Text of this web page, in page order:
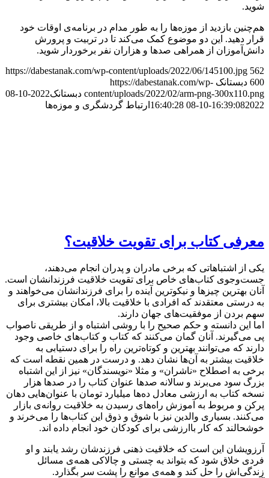
شوید.
هم‌چنین بازدید از موزه‌ها را به طور مدام در برنامه‌ی اوقات خود
قرار دهید. این دو موضوع کمک می‌کند تا در تربیت و پرورش
دانش‌آموزان از همراهی صدها و هزاران نفر برخوردار شوید.
https://dabestanak.com/wp-content/uploads/2022/06/145100.jpg 562
600 دبستانک https://dabestanak.com/wp-
content/uploads/2022/02/arm-png-300x110.png دبستانک
2022-10-08
16:39:082022-10-08 16:40:28 ارتباط گردشگری و موزه‌ها
معرفی کتاب برای تقویت خلاقیت؟
یکی از اشتباهاتی که برخی مادران و پدران انجام می‌دهند،
جست‌وجوی کتاب‌های خاص برای تقویت خلاقیت فرزندانشان است.
آنان بهترین چیزها و نیکوترین آینده را برای فرزندانشان می‌خواهند و
به درستی معتقدند که افرادی با خلاقیت بالا، امکان بیشتری برای
سهم بردن از موفقیت‌های جهان دارند.
اما این دانسته و حکم صحیح را با روشی اشتباه و از طریقی ناصواب
پی می‌گیرند. آنان گمان می‌کنند که کتاب و کتاب‌های خاصی وجود
دارند که می‌توانند بهترین و کوتاه‌ترین راه را برای دستیابی به
خلاقیت بیشتر به آن‌ها نشان دهد. و درست در همین نقطه است که
برخی به اصطلاح «ناشران» و مثلا «نویسندگان» نیز از این اشتباه
بزرگ سود می‌برند و سالانه صدها عنوان کتاب را در صدها هزار
نسخه کتاب به ارزشی معادل ده‌ها میلیارد تومان با عنوان‌هایی دهان
پرکن و مربوط به آموزش راه‌های رسیدن به خلاقیت روانه‌ی بازار
می‌کنند. بسیاری والدین نیز با شوق و ذوق این کتاب‌ها را می‌خرند و
خوشحالند که کار باارزشی برای کودکان خود انجام داده اند.
آرزویشان این است که خلاقیت ذهنی فرزندشان رشد یابند و او
فردی خلاق شود که بتواند به چستی و چالاکی همه‌ی مسائل
زندگی‌اش را حل کند و همه‌ی موانع را پشت سر بگذارد.